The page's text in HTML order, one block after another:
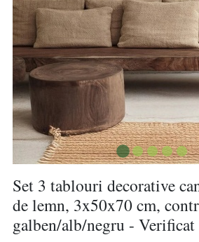
Set 3 tablouri decorative
de lemn, 3x50x70 cm,
galben/alb/negru -